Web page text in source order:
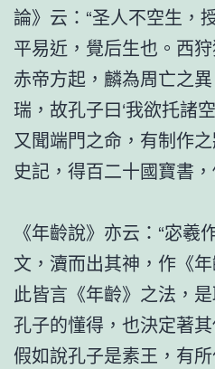
論》云：“圣人不空生，
平易近，覺后生也。西
赤帝方起，麟為周亡之
瑞，故孔子曰‘我欲托諸
又聞端門之命，有制作
史記，得百二十國寶書，
《年齡說》亦云：“宓羲
文，瀆而出其神，作《年
此皆言《年齡》之法，
孔子的懂得，也決定著
假如說孔子是素王，有